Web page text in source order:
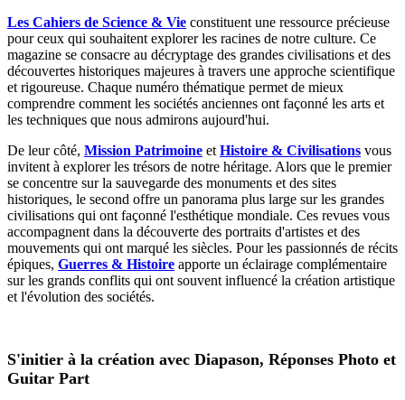
Les Cahiers de Science & Vie constituent une ressource précieuse
pour ceux qui souhaitent explorer les racines de notre culture. Ce
magazine se consacre au décryptage des grandes civilisations et des
découvertes historiques majeures à travers une approche scientifique
et rigoureuse. Chaque numéro thématique permet de mieux
comprendre comment les sociétés anciennes ont façonné les arts et
les techniques que nous admirons aujourd'hui.
De leur côté, Mission Patrimoine et Histoire & Civilisations vous
invitent à explorer les trésors de notre héritage. Alors que le premier
se concentre sur la sauvegarde des monuments et des sites
historiques, le second offre un panorama plus large sur les grandes
civilisations qui ont façonné l'esthétique mondiale. Ces revues vous
accompagnent dans la découverte des portraits d'artistes et des
mouvements qui ont marqué les siècles. Pour les passionnés de récits
épiques, Guerres & Histoire apporte un éclairage complémentaire
sur les grands conflits qui ont souvent influencé la création artistique
et l'évolution des sociétés.
S'initier à la création avec Diapason, Réponses Photo et
Guitar Part